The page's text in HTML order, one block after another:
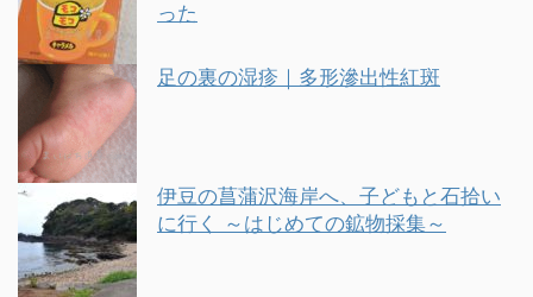
った
足の裏の湿疹｜多形滲出性紅斑
伊豆の菖蒲沢海岸へ、子どもと石拾い
に行く ～はじめての鉱物採集～